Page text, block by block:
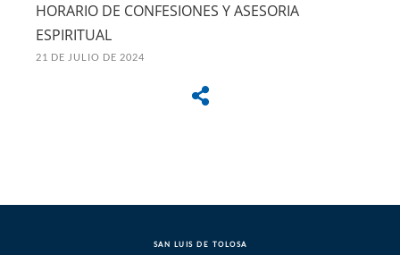
HORARIO DE CONFESIONES Y ASESORIA
ESPIRITUAL
21 DE JULIO DE 2024
SAN LUIS DE TOLOSA